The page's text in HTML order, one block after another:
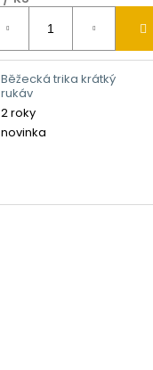
Běžecká trika krátký
rukáv
2 roky
novinka